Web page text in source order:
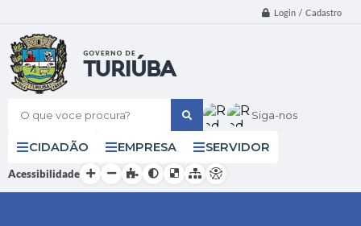
Login / Cadastro
O que voce procura? Siga-nos
CIDADÃO EMPRESA SERVIDOR
Acessibilidade